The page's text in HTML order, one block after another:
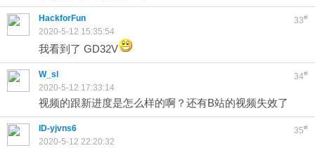
33#
HackforFun
2020-5-12 15:35:54
我看到了 GD32V
34#
W_sl
2020-5-12 17:33:14
视频的跟新进度是怎么样的啊？还有B站的视频失效了
35#
ID-yjvns6
2020-5-12 22:20:32